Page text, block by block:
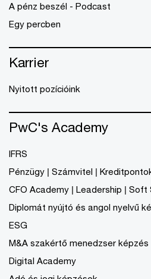
A pénz beszél - Podcast
Egy percben
Karrier
Nyitott pozícióink
PwC's Academy
IFRS
Pénzügy | Számvitel |
CFO Academy | Leadership | Soft
Diplomát nyújtó és angol nyelvű
ESG
M&A szakértő menedzser képzés
Digital Academy